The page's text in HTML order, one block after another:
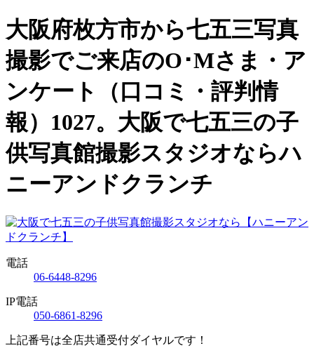
大阪府枚方市から七五三写真
撮影でご来店のO･Mさま・ア
ンケート（口コミ・評判情
報）1027。大阪で七五三の子
供写真館撮影スタジオならハ
ニーアンドクランチ
電話
06-6448-8296
IP電話
050-6861-8296
上記番号は全店共通受付ダイヤルです！